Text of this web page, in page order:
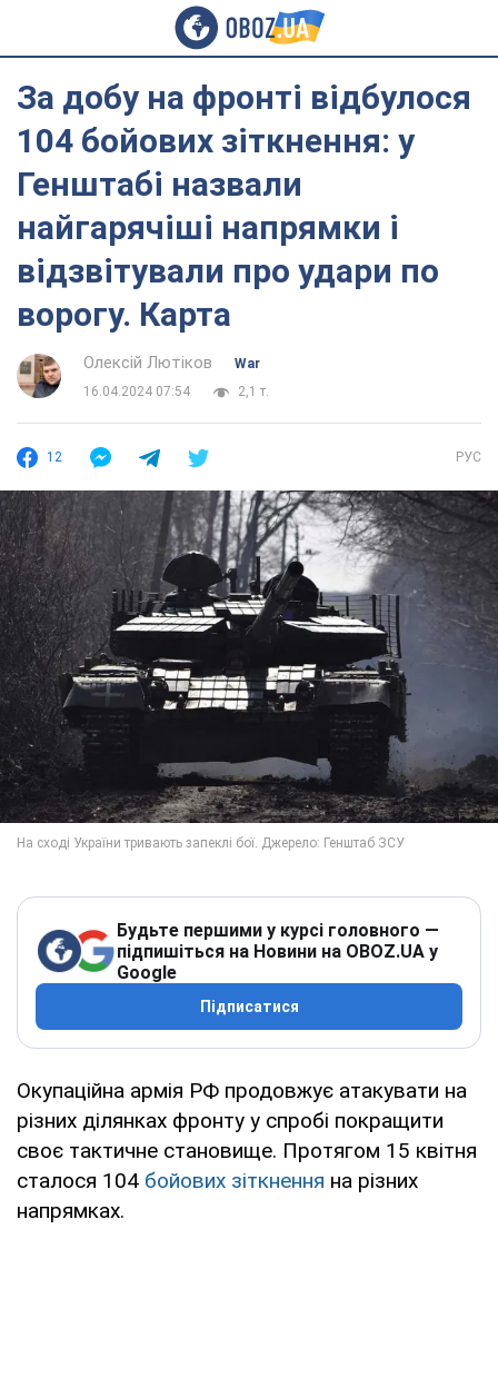
За добу на фронті відбулося
104 бойових зіткнення: у
Генштабі назвали
найгарячіші напрямки і
відзвітували про удари по
ворогу. Карта
Олексій Лютіков
War
16.04.2024 07:54
2,1 т.
12 РУС
Будьте першими у курсі головного —
підпишіться на Новини на OBOZ.UA у
Google
Підписатися
Окупаційна армія РФ продовжує атакувати на
різних ділянках фронту у спробі покращити
своє тактичне становище. Протягом 15 квітня
сталося 104 бойових зіткнення на різних
напрямках.